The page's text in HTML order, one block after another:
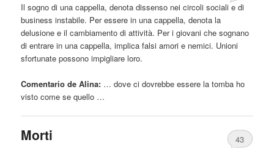
Il sogno di una cappella, denota dissenso nei circoli sociali e di
business instabile. Peressere in una cappella, denota la
delusione e il cambiamento di attività. Per i giovani che sognano
di entrare in una cappella, implica falsi amori e nemici. Unioni
sfortunate possono impigliare loro.
Comentario de Alina: … dove ci dovrebbeessere la tomba ho
visto come se quello …
Morti
43